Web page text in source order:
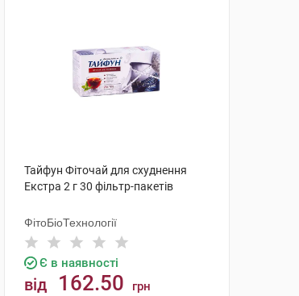
Тайфун Фіточай для схуднення
Екстра 2 г 30 фільтр-пакетів
ФітоБіоТехнології
Є в наявності
від 162.50 грн